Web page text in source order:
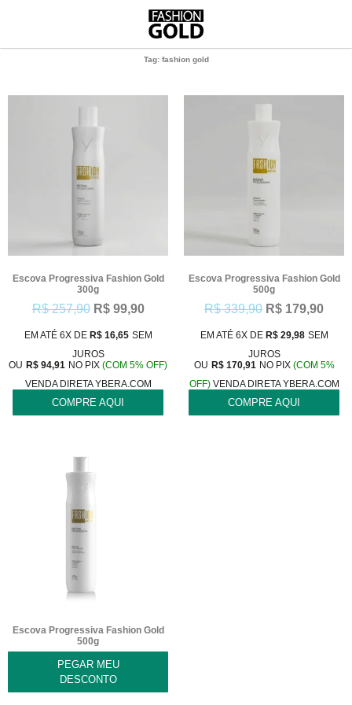
Tag: fashion gold
Escova Progressiva Fashion Gold
300g
R$257,90 R$99,90
EM ATÉ 6X DE R$16,65 SEM
JUROS
OU R$ 94,91 NO PIX (COM 5% OFF)
VENDA DIRETA YBERA.COM
COMPRE AQUI
Escova Progressiva Fashion Gold
500g
R$339,90 R$ 179,90
EM ATÉ 6X DE R$29,98 SEM
JUROS
OU R$170,91 NO PIX (COM 5%
OFF)VENDA DIRETA YBERA.COM
COMPRE AQUI
Escova Progressiva Fashion Gold
500g
PEGAR MEU
DESCONTO